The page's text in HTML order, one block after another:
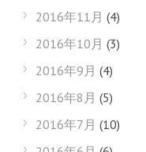
2016年11月 (4)
2016年10月 (3)
2016年9月 (4)
2016年8月 (5)
2016年7月 (10)